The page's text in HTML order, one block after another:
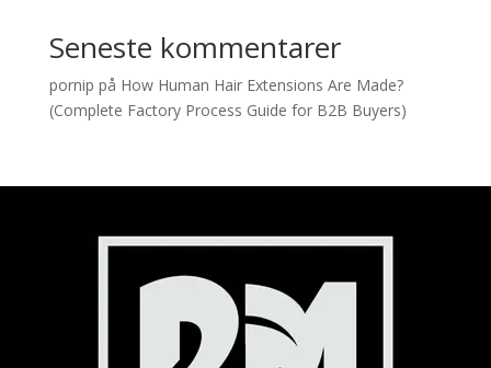
Seneste kommentarer
pornip på How Human Hair Extensions Are Made?
(Complete Factory Process Guide for B2B Buyers)